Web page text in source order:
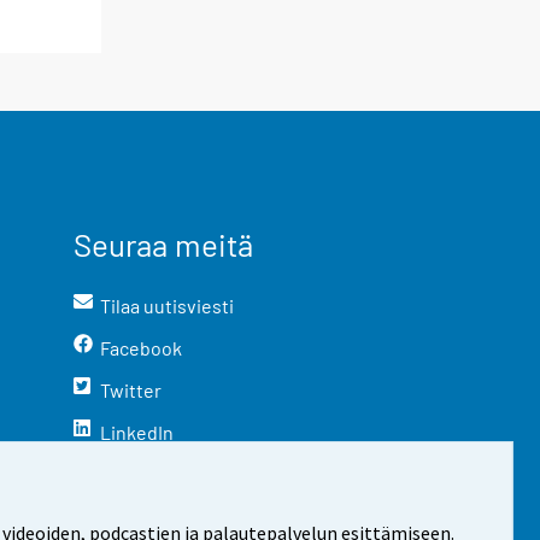
podcastien ja palautepalvelun esittämiseen.
Seuraa meitä
Tilaa uutisviesti
Facebook
Twitter
LinkedIn